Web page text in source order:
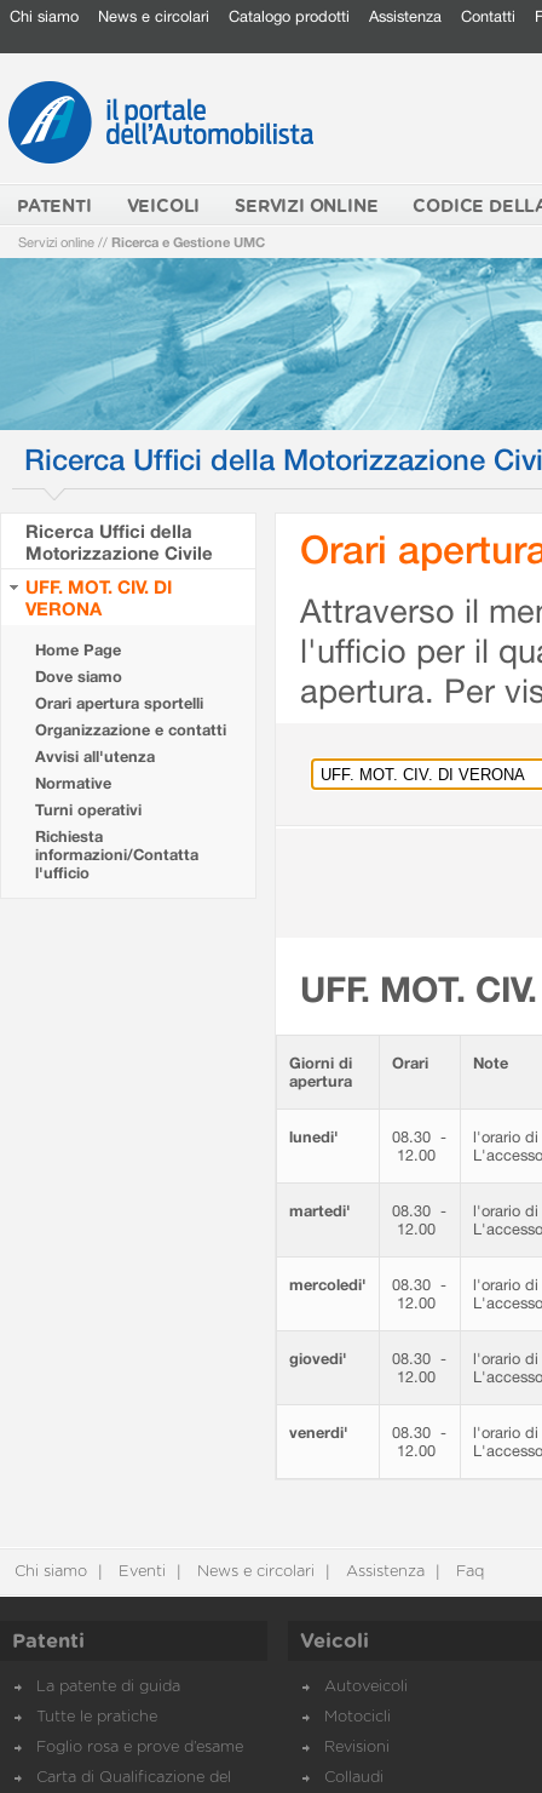
Chi siamo News e circolari Catalogo prodotti Assistenza Contatti
PATENTI VEICOLI SERVIZI ONLINE CODICE
Servizi online // Ricerca e Gestione UMC
Ricerca Uffici della Motorizzazione
Ricerca Uffici della
Motorizzazione Civile
UFF. MOT. CIV. DI
VERONA
Home Page
Dove siamo
Orari apertura sportelli
Organizzazione e contatti
Avvisi all'utenza
Normative
Turni operativi
Richiesta
informazioni/Contatta
l'ufficio
Orari
Attraverso il
l'ufficio per il
apertura. Per
UFF. MOT.
Giorni di
apertura
Orari Note
lunedi'
08.30 -
12.00
l'orario
martedi'
08.30 -
12.00
l'orario
mercoledi'
08.30 -
12.00
l'orario
giovedi'
08.30 -
12.00
l'orario
venerdi'
08.30 -
12.00
l'orario
Chi siamo Eventi News e circolari Assistenza Faq
Patenti
La patente di guida
Tutte le pratiche
Foglio rosa e prove d’esame
Carta di Qualificazione del
Veicoli
Autoveicoli
Motocicli
Revisioni
Collaudi